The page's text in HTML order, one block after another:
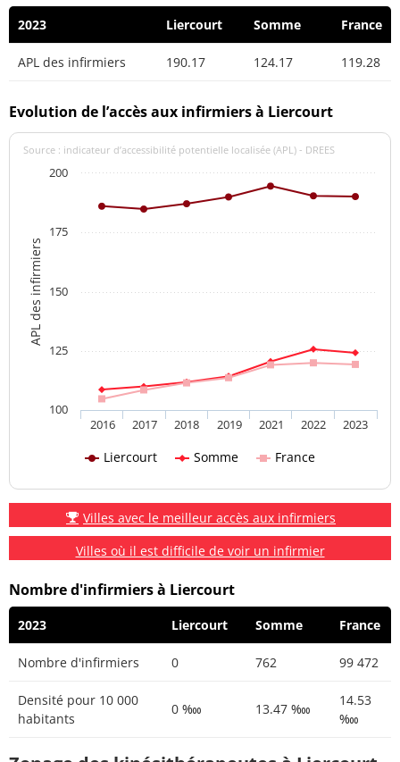
2023 Liercourt Somme France
APL des infirmiers 190.17 124.17 119.28
Evolution de l’accès aux infirmiers à Liercourt
APL des infirmiers
Source : indicateur d’accessibilité potentielle localisée (APL) - DREES
Liercourt Somme France
2016 2017 2018 2019 2021 2022 2023
100
125
150
175
200
Villes avec le meilleur accès aux infirmiers
Villes où il est difficile de voir un infirmier
Nombre d'infirmiers à Liercourt
2023 Liercourt Somme France
Nombre d'infirmiers 0 762 99 472
Densité pour 10 000
habitants
0 ‱ 13.47 ‱
14.53
‱